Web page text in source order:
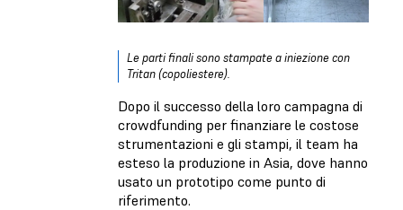
Le parti finali sono stampate a iniezione con
Tritan (copoliestere).
Dopo il successo della loro campagna di
crowdfunding per finanziare le costose
strumentazioni e gli stampi, il team ha
esteso la produzione in Asia, dove hanno
usato un prototipo come punto di
riferimento.